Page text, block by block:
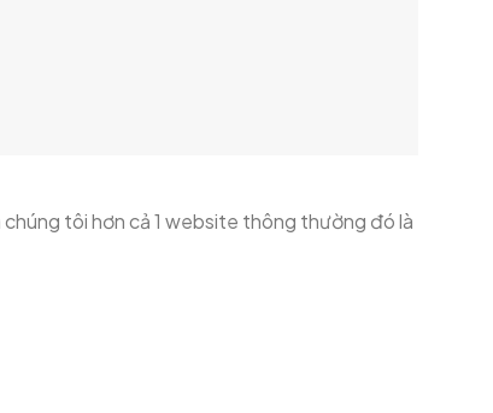
tôi hơn cả 1 website thông thường đó là